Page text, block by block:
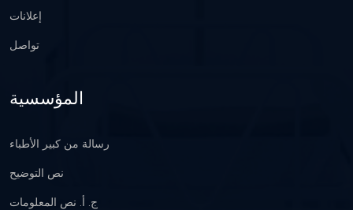
إعلانات
تواصل
المؤسسية
رسالة من كبير الأطباء
نص التوضيح
ج. أ. نص المعلومات